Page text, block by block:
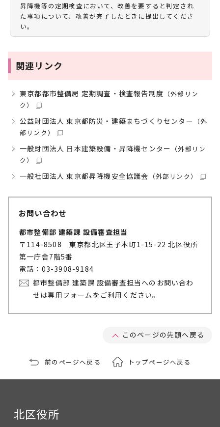
昇降機等の定期検査において、改善を要すると判定され
た事項について、改善が完了したときに提出してくださ
い。
関連リンク
東京都都市整備局 定期調査・検査報告制度 （外部リン
ク）
公益財団法人 東京都防災・建築まちづくりセンター （外
部リンク）
一般財団法人 日本建築設備・昇降機センター （外部リン
ク）
一般社団法人 東京都昇降機安全協議会 （外部リンク）
お問い合わせ
都市整備部 建築課 設備審査担当
〒114-8508 東京都北区王子本町1-15-22 北区役所
第一庁舎7階5番
電話：03-3908-9184
都市整備部 建築課 設備審査担当へのお問い合わ
せは専用フォームをご利用ください。
このページの先頭へ戻る
前のページへ戻る トップページへ戻る
北区役所